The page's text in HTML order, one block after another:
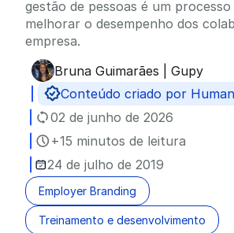
gestão de pessoas é um processo
melhorar o desempenho dos
empresa.
Publicado por
Bruna Guimarães | Gupy
Conteúdo criado por
02 de junho de 2026
+15 minutos de leitura
24 de julho de 2019
Employer Branding
Treinamento e desenvolvimento